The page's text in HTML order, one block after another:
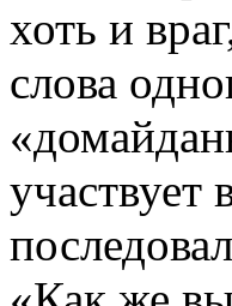
хоть и
слова